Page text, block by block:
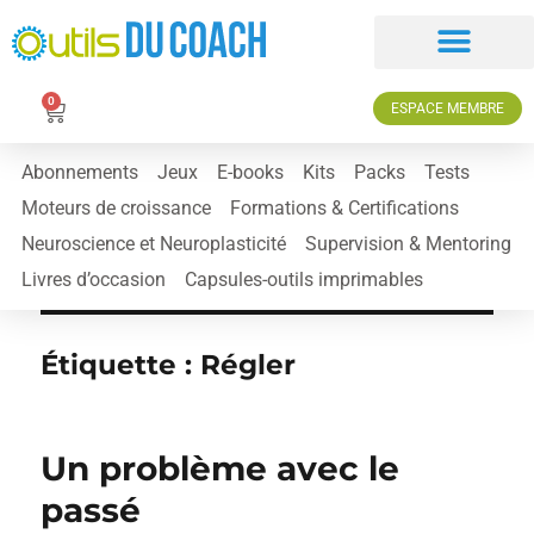
0 ESPACE MEMBRE
Abonnements Jeux E-books Kits Packs
Tests
Moteurs de croissance
Formations & Certifications
Neuroscience et Neuroplasticité
Supervision & Mentoring
Livres d’occasion
Capsules-outils imprimables
Étiquette : Régler
Un problème avec le
passé